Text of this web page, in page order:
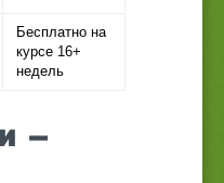
Бесплатно на
курсе 16+
недель
—